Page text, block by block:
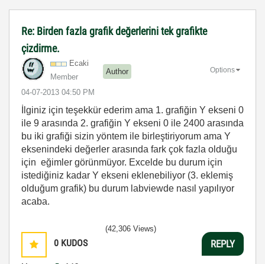
Re: Birden fazla grafik değerlerini tek grafikte
çizdirme.
Ecaki
Member
Author
‎04-07-2013 04:50 PM
Options
İlginiz için teşekkür ederim ama 1. grafiğin Y ekseni 0
ile 9 arasında 2. grafiğin Y ekseni 0 ile 2400 arasında
bu iki grafiği sizin yöntem ile birleştiriyorum ama Y
eksenindeki değerler arasında fark çok fazla olduğu
için eğimler görünmüyor. Excelde bu durum için
istediğiniz kadar Y ekseni eklenebiliyor (3. eklemiş
olduğum grafik) bu durum labviewde nasıl yapılıyor
acaba.
0 KUDOS
(42,306 Views)
REPLY